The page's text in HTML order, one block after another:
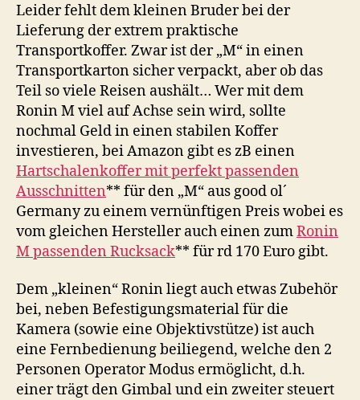
Leider fehlt dem kleinen Bruder bei der
Lieferung der extrem praktische
Transportkoffer. Zwar ist der „M“ in einen
Transportkarton sicher verpackt, aber ob das
Teil so viele Reisen aushält… Wer mit dem
Ronin M viel auf Achse sein wird, sollte
nochmal Geld in einen stabilen Koffer
investieren, bei Amazon gibt es zB einen
Hartschalenkoffer mit perfekt passenden
Ausschnitten** für den „M“ aus good ol´
Germany zu einem vernünftigen Preis wobei es
vom gleichen Hersteller auch einen zumRonin
M passenden Rucksack** für rd 170 Euro gibt.
Dem „kleinen“ Ronin liegt auch etwas Zubehör
bei, neben Befestigungsmaterial für die
Kamera (sowie eine Objektivstütze) ist auch
eine Fernbedienung beiliegend, welche den 2
Personen Operator Modus ermöglicht, d.h.
einer trägt den Gimbal und ein zweiter steuert